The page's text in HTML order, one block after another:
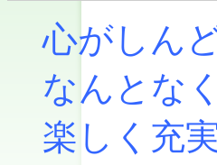
心がしん
なんとな
楽しく充